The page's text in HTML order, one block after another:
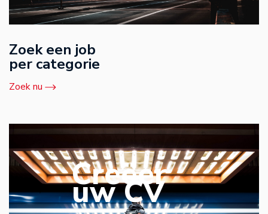
Zoek een job
per categorie
Zoek nu
Creëer
uw CV